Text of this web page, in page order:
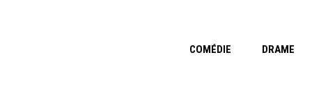
COMÉDIE DRAME